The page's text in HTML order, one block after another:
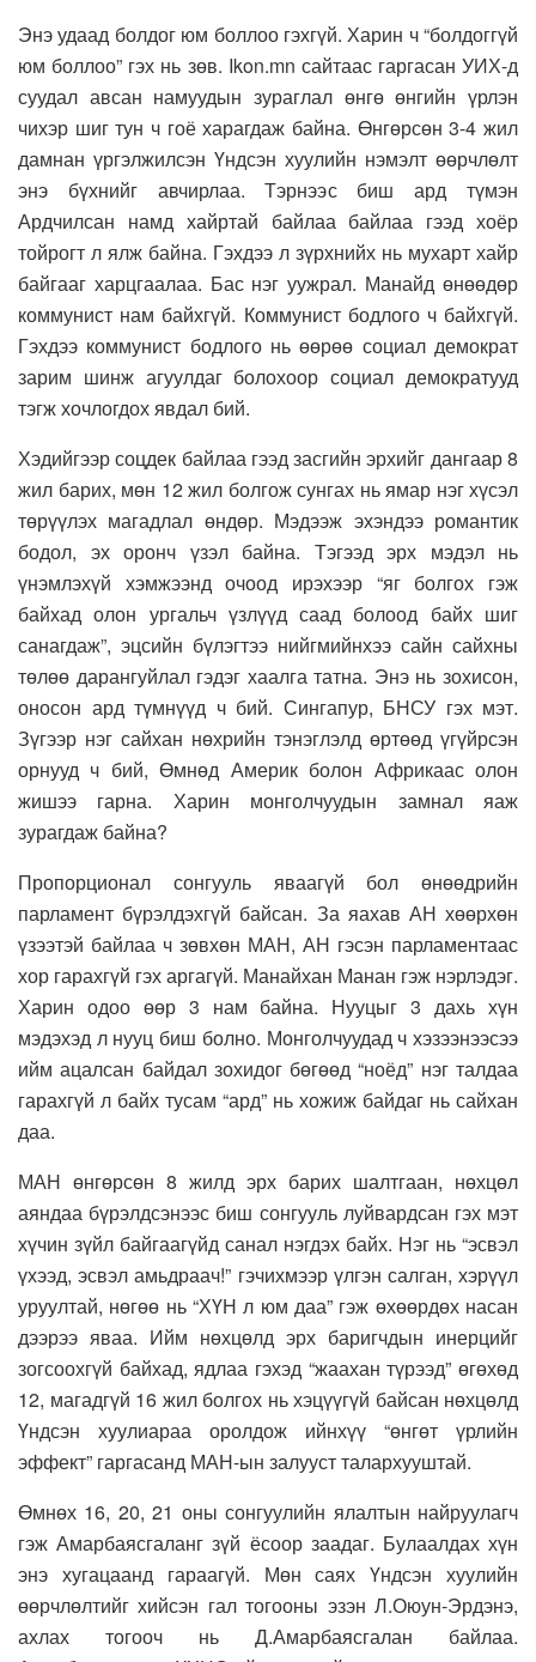
Энэ удаад болдог юм боллоо гэхгүй. Харин ч “болдоггүй
юм боллоо” гэх нь зөв. Ikon.mn сайтаас гаргасан УИХ-д
суудал авсан намуудын зураглал өнгө өнгийн үрлэн
чихэр шиг тун ч гоё харагдаж байна. Өнгөрсөн 3-4 жил
дамнан үргэлжилсэн Үндсэн хуулийн нэмэлт өөрчлөлт
энэ бүхнийг авчирлаа. Тэрнээс биш ард түмэн
Ардчилсан намд хайртай байлаа байлаа гээд хоёр
тойрогт л ялж байна. Гэхдээ л зүрхнийх нь мухарт хайр
байгааг харцгаалаа. Бас нэг уужрал. Манайд өнөөдөр
коммунист нам байхгүй. Коммунист бодлого ч байхгүй.
Гэхдээ коммунист бодлого нь өөрөө социал демократ
зарим шинж агуулдаг болохоор социал демократууд
тэгж хочлогдох явдал бий.
Хэдийгээр соцдек байлаа гээд засгийн эрхийг дангаар 8
жил барих, мөн 12 жил болгож сунгах нь ямар нэг хүсэл
төрүүлэх магадлал өндөр. Мэдээж эхэндээ романтик
бодол, эх оронч үзэл байна. Тэгээд эрх мэдэл нь
үнэмлэхүй хэмжээнд очоод ирэхээр “яг болгох гэж
байхад олон ургальч үзлүүд саад болоод байх шиг
санагдаж”, эцсийн бүлэгтээ нийгмийнхээ сайн сайхны
төлөө дарангуйлал гэдэг хаалга татна. Энэ нь зохисон,
оносон ард түмнүүд ч бий. Сингапур, БНСУ гэх мэт.
Зүгээр нэг сайхан нөхрийн тэнэглэлд өртөөд үгүйрсэн
орнууд ч бий, Өмнөд Америк болон Африкаас олон
жишээ гарна. Харин монголчуудын замнал яаж
зурагдаж байна?
Пропорционал сонгууль яваагүй бол өнөөдрийн
парламент бүрэлдэхгүй байсан. За яахав АН хөөрхөн
үзээтэй байлаа ч зөвхөн МАН, АН гэсэн парламентаас
хор гарахгүй гэх аргагүй. Манайхан Манан гэж нэрлэдэг.
Харин одоо өөр 3 нам байна. Нууцыг 3 дахь хүн
мэдэхэд л нууц биш болно. Монголчуудад ч хэзээнээсээ
ийм ацалсан байдал зохидог бөгөөд “ноёд” нэг талдаа
гарахгүй л байх тусам “ард” нь хожиж байдаг нь сайхан
даа.
МАН өнгөрсөн 8 жилд эрх барих шалтгаан, нөхцөл
аяндаа бүрэлдсэнээс биш сонгууль луйвардсан гэх мэт
хүчин зүйл байгаагүйд санал нэгдэх байх. Нэг нь “эсвэл
үхээд, эсвэл амьдраач!” гэчихмээр үлгэн салган, хэрүүл
уруултай, нөгөө нь “ХҮН л юм даа” гэж өхөөрдөх насан
дээрээ яваа. Ийм нөхцөлд эрх баригчдын инерцийг
зогсоохгүй байхад, ядлаа гэхэд “жаахан түрээд” өгөхөд
12, магадгүй 16 жил болгох нь хэцүүгүй байсан нөхцөлд
Үндсэн хуулиараа оролдож ийнхүү “өнгөт үрлийн
эффект” гаргасанд МАН-ын залууст талархууштай.
Өмнөх 16, 20, 21 оны сонгуулийн ялалтын найруулагч
гэж Амарбаясгаланг зүй ёсоор заадаг. Булаалдах хүн
энэ хугацаанд гараагүй. Мөн саях Үндсэн хуулийн
өөрчлөлтийг хийсэн гал тогооны эзэн Л.Оюун-Эрдэнэ,
ахлах тогооч нь Д.Амарбаясгалан байлаа.